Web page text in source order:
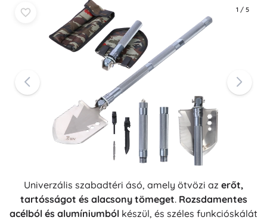
1 / 5
Univerzális szabadtéri ásó, amely ötvözi az erőt,
tartósságot és alacsony tömeget. Rozsdamentes
acélból és alumíniumból készül, és széles funkcióskálát